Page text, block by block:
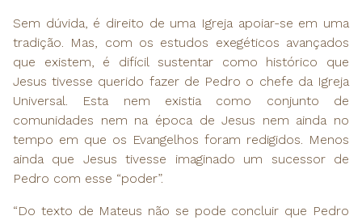
Sem dúvida, é direito de uma Igreja apoiar-se em uma
tradição. Mas, com os estudos exegéticos avançados
que existem, é difícil sustentar como histórico que
Jesus tivesse querido fazer de Pedro o chefe da Igreja
Universal. Esta nem existia como conjunto de
comunidades nem na época de Jesus nem ainda no
tempo em que os Evangelhos foram redigidos. Menos
ainda que Jesus tivesse imaginado um sucessor de
Pedro com esse “poder”.
“Do texto de Mateus não se pode concluir que Pedro